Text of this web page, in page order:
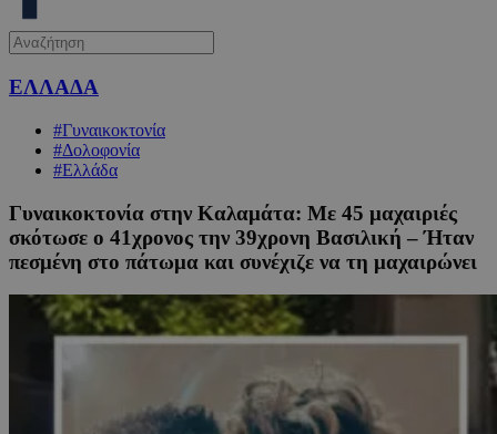
ΕΛΛΑΔΑ
#Γυναικοκτονία
#Δολοφονία
#Ελλάδα
Γυναικοκτονία στην Καλαμάτα: Με 45 μαχαιριές
σκότωσε ο 41χρονος την 39χρονη Βασιλική – Ήταν
πεσμένη στο πάτωμα και συνέχιζε να τη μαχαιρώνει